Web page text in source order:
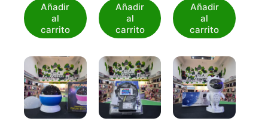
Añadir
al
carrito
Añadir
al
carrito
Añadir
al
carrito